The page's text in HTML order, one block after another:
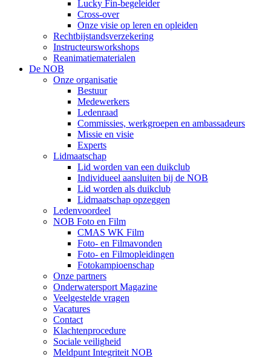
Lucky Fin-begeleider
Cross-over
Onze visie op leren en opleiden
Rechtbijstandsverzekering
Instructeursworkshops
Reanimatiematerialen
De NOB
Onze organisatie
Bestuur
Medewerkers
Ledenraad
Commissies, werkgroepen en ambassadeurs
Missie en visie
Experts
Lidmaatschap
Lid worden van een duikclub
Individueel aansluiten bij de NOB
Lid worden als duikclub
Lidmaatschap opzeggen
Ledenvoordeel
NOB Foto en Film
CMAS WK Film
Foto- en Filmavonden
Foto- en Filmopleidingen
Fotokampioenschap
Onze partners
Onderwatersport Magazine
Veelgestelde vragen
Vacatures
Contact
Klachtenprocedure
Sociale veiligheid
Meldpunt Integriteit NOB